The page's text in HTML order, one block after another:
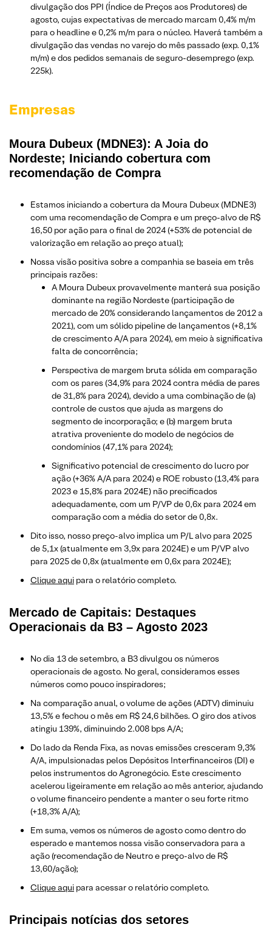
divulgação dos PPI (Índice de Preços aos Produtores) de
agosto, cujas expectativas de mercado marcam 0,4% m/m
para o headline e 0,2% m/m para o núcleo. Haverá também a
divulgação das vendas no varejo do mês passado (exp. 0,1%
m/m) e dos pedidos semanais de seguro-desemprego (exp.
225k).
Empresas
Moura Dubeux (MDNE3): A Joia do
Nordeste; Iniciando cobertura com
recomendação de Compra
Estamos iniciando a cobertura da Moura Dubeux (MDNE3)
com uma recomendação de Compra e um preço-alvo de R$
16,50 por ação para o final de 2024 (+53% de potencial de
valorização em relação ao preço atual);
Nossa visão positiva sobre a companhia se baseia em três
principais razões:
A Moura Dubeux provavelmente manterá sua posição
dominante na região Nordeste (participação de
mercado de 20% considerando lançamentos de 2012 a
2021), com um sólido pipeline de lançamentos (+8,1%
de crescimento A/A para 2024), em meio à significativa
falta de concorrência;
Perspectiva de margem bruta sólida em comparação
com os pares (34,9% para 2024 contra média de pares
de 31,8% para 2024), devido a uma combinação de (a)
controle de custos que ajuda as margens do
segmento de incorporação; e (b) margem bruta
atrativa proveniente do modelo de negócios de
condomínios (47,1% para 2024);
Significativo potencial de crescimento do lucro por
ação (+36% A/A para 2024) e ROE robusto (13,4% para
2023 e 15,8% para 2024E) não precificados
adequadamente, com um P/VP de 0,6x para 2024 em
comparação com a média do setor de 0,8x.
Dito isso, nosso preço-alvo implica um P/L alvo para 2025
de 5,1x (atualmente em 3,9x para 2024E) e um P/VP alvo
para 2025 de 0,8x (atualmente em 0,6x para 2024E);
Clique aqui para o relatório completo.
Mercado de Capitais: Destaques
Operacionais da B3 – Agosto 2023
No dia 13 de setembro, a B3 divulgou os números
operacionais de agosto. No geral, consideramos esses
números como pouco inspiradores;
Na comparação anual, o volume de ações (ADTV) diminuiu
13,5% e fechou o mês em R$ 24,6 bilhões. O giro dos ativos
atingiu 139%, diminuindo 2.008 bps A/A;
Do lado da Renda Fixa, as novas emissões cresceram 9,3%
A/A, impulsionadas pelos Depósitos Interfinanceiros (DI) e
pelos instrumentos do Agronegócio. Este crescimento
acelerou ligeiramente em relação ao mês anterior, ajudando
o volume financeiro pendente a manter o seu forte ritmo
(+18,3% A/A);
Em suma, vemos os números de agosto como dentro do
esperado e mantemos nossa visão conservadora para a
ação (recomendação de Neutro e preço-alvo de R$
13,60/ação);
Clique aqui para acessar o relatório completo.
Principais notícias dos setores